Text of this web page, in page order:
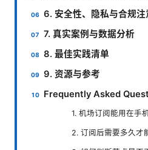
6. 安全性、隐私与合规注
7. 真实案例与数据分析
8. 最佳实践清单
9. 资源与参考
Frequently Asked
1. 机场订阅能用在手
2. 订阅后需要多久才